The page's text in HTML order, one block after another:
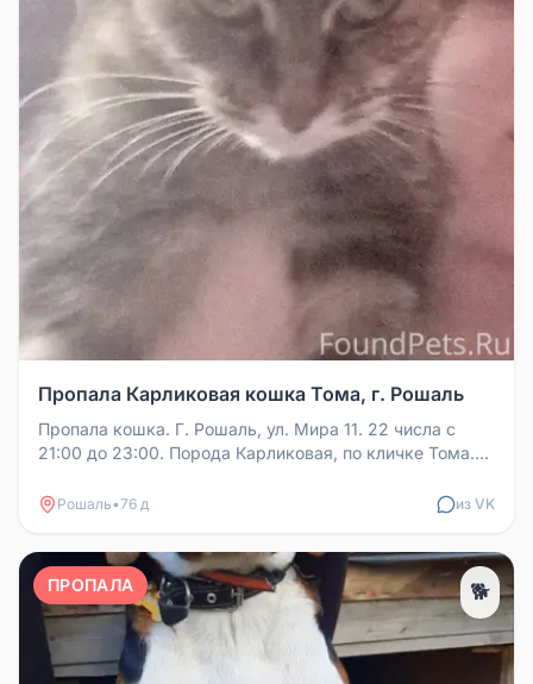
Пропала Карликовая кошка Тома, г. Рошаль
Пропала кошка. Г. Рошаль, ул. Мира 11. 22 числа с
21:00 до 23:00. Порода Карликовая, по кличке Тома.
Рошаль•76 д из VK
ПРОПАЛА 🐕